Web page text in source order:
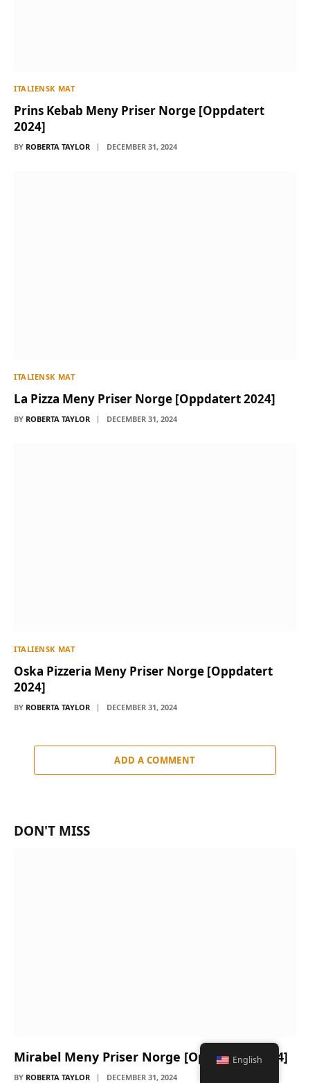
ITALIENSK MAT
Prins Kebab Meny Priser Norge [Oppdatert
2024]
BY ROBERTA TAYLOR DECEMBER 31, 2024
ITALIENSK MAT
La Pizza Meny Priser Norge [Oppdatert 2024]
BY ROBERTA TAYLOR DECEMBER 31, 2024
ITALIENSK MAT
Oska Pizzeria Meny Priser Norge [Oppdatert
2024]
BY ROBERTA TAYLOR DECEMBER 31, 2024
ADD A COMMENT
DON'T MISS
Mirabel Meny Priser Norge [Oppdatert 2024]
BY ROBERTA TAYLOR DECEMBER 31, 2024
English